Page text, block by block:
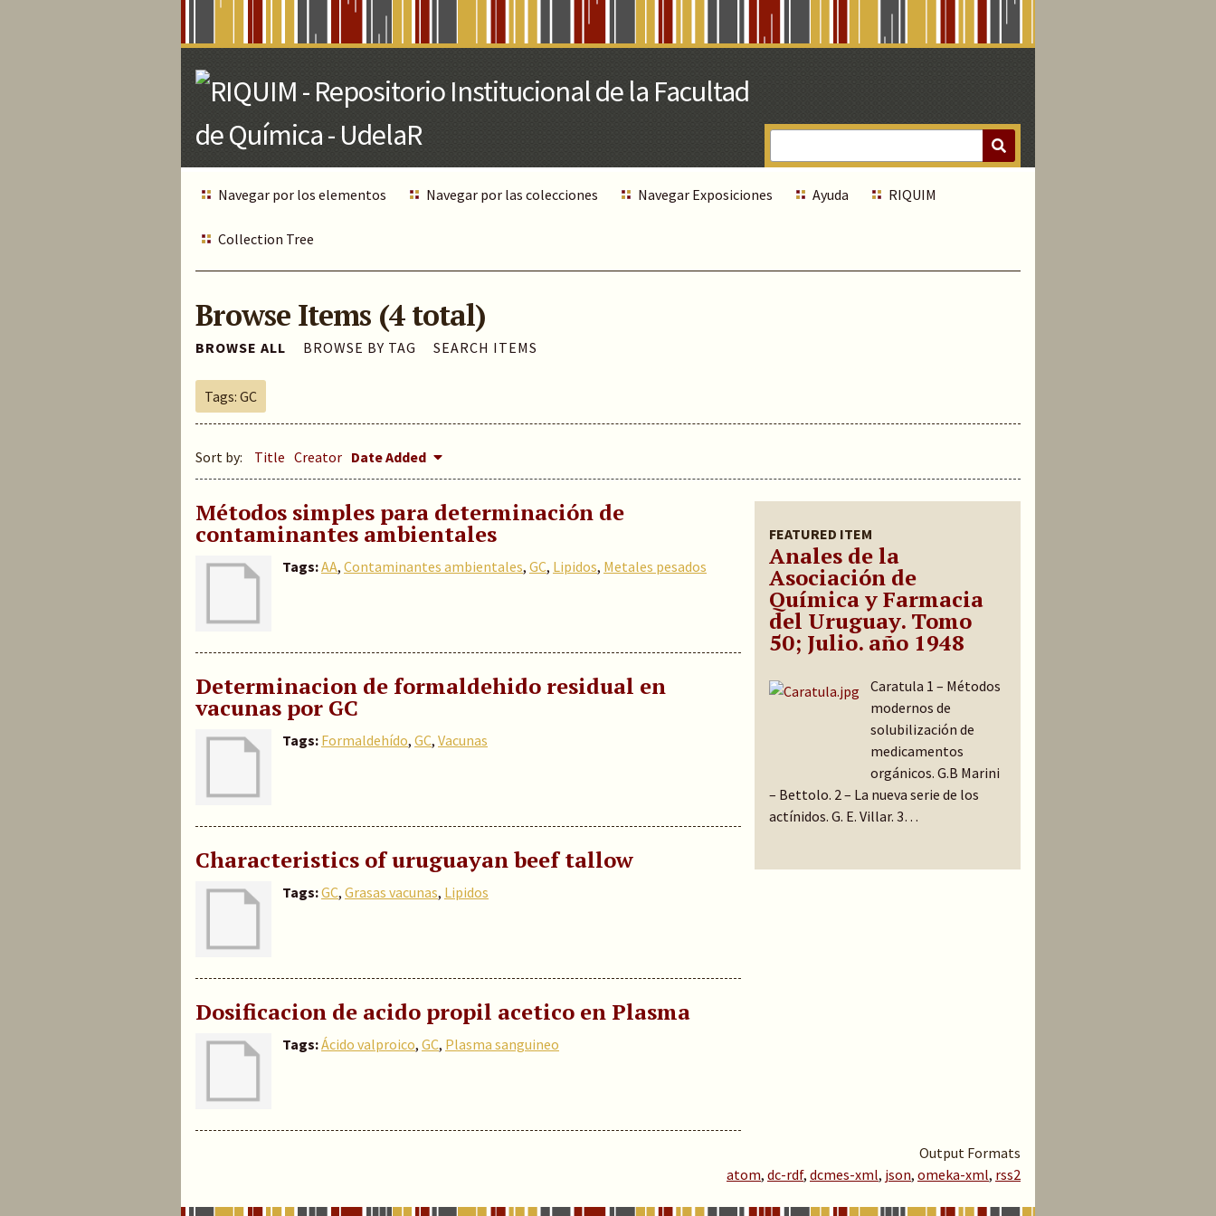
Navegar por los elementos Navegar por las colecciones Navegar Exposiciones Ayuda RIQUIM
Collection Tree
Browse Items (4 total)
BROWSE ALL BROWSE BY TAG SEARCH ITEMS
Tags: GC
Sort by: Title Creator Date Added
FEATURED ITEM
Anales de la
Asociación de
Química y Farmacia
del Uruguay. Tomo
50; Julio. año 1948
Caratula 1 – Métodos
modernos de
solubilización de
medicamentos
orgánicos. G.B Marini
– Bettolo. 2 – La nueva serie de los
actínidos. G. E. Villar. 3…
Métodos simples para determinación de
contaminantes ambientales
Tags:AA, Contaminantes ambientales, GC, Lipidos, Metales pesados
Determinacion de formaldehido residual en
vacunas por GC
Tags: Formaldehído, GC, Vacunas
Characteristics of uruguayan beef tallow
Tags:GC, Grasas vacunas, Lipidos
Dosificacion de acido propil acetico en Plasma
Tags:Ácido valproico, GC, Plasma sanguineo
Output Formats
atom, dc-rdf, dcmes-xml, json, omeka-xml, rss2